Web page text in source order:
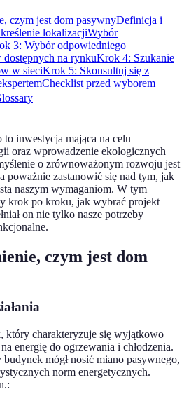
czym jest dom pasywnyDefinicja i
lokalizacjiWybór
3: Wybór odpowiedniego
na rynkuKrok 4: Szukanie
w sieciKrok 5: Skonsultuj się z
Checklist przed wyborem
inwestycja mająca na celu
oraz wprowadzenie ekologicznych
o zrównoważonym rozwoju jest
poważnie zastanowić się nad tym, jak
naszym wymaganiom. W tym
krok po kroku, jak wybrać projekt
on nie tylko nasze potrzeby
czym jest dom
który charakteryzuje się wyjątkowo
energię do ogrzewania i chłodzenia.
mógł nosić miano pasywnego,
norm energetycznych.